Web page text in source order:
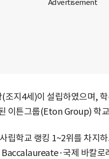
조지4세)이 설립하였으며,
이튼그룹(Eton Group) 학
립학교 랭킹 1~2위를 차지
국제 바칼로